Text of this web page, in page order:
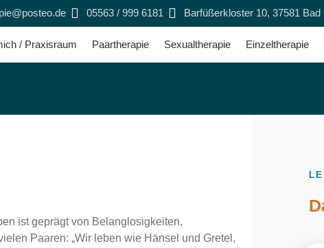
05563 / 999 6181 Barfüßerkloster 10, 37581 Bad
/ Praxisraum Paartherapie Sexualtherapie Einzeltherapie
ist geprägt von Belanglosigkeiten,
Paaren: „Wir leben wie Hänsel und Gretel,